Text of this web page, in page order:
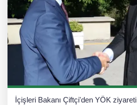
İçişleri Bakanı Çiftçi'den YÖK ziyareti